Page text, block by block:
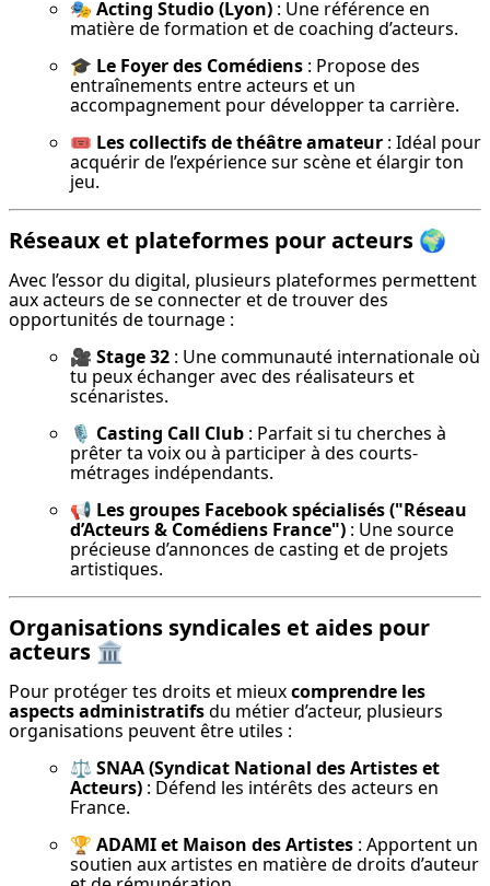
🎭 Acting Studio (Lyon) : Une référence en
matière de formation et de coaching d’acteurs.
🎓 Le Foyer des Comédiens : Propose des
entraînements entre acteurs et un
accompagnement pour développer ta carrière.
🎟 Les collectifs de théâtre amateur : Idéal pour
acquérir de l’expérience sur scène et élargir ton
jeu.
Réseaux et plateformes pour acteurs 🌍
Avec l’essor du digital, plusieurs plateformes permettent
aux acteurs de se connecter et de trouver des
opportunités de tournage :
🎥 Stage 32 : Une communauté internationale où
tu peux échanger avec des réalisateurs et
scénaristes.
🎙 Casting Call Club : Parfait si tu cherches à
prêter ta voix ou à participer à des courts-
métrages indépendants.
📢 Les groupes Facebook spécialisés ("Réseau
d’Acteurs & Comédiens France") : Une source
précieuse d’annonces de casting et de projets
artistiques.
Organisations syndicales et aides pour
acteurs 🏛
Pour protéger tes droits et mieux comprendre les
aspects administratifs du métier d’acteur, plusieurs
organisations peuvent être utiles :
⚖ SNAA (Syndicat National des Artistes et
Acteurs) : Défend les intérêts des acteurs en
France.
🏆 ADAMI et Maison des Artistes : Apportent un
soutien aux artistes en matière de droits d’auteur